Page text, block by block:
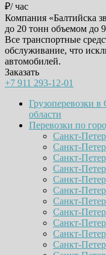
₽/ час
Компания «Балтийска
до 20 тонн объемом до
Все транспортные
обслуживание, что
автомобилей.
Заказать
+7 911 293-12-01
Грузоперевозки
области
Перевозки по
Санкт-
Санкт-
Санкт-
Санкт-
Санкт-
Санкт-
Санкт-
Санкт-
Санкт-
Санкт-
Санкт-